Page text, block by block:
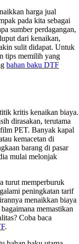
harga jual
pada kita sebagai
sumber perdagangan,
dari kenaikan,
sulit didapat. Untuk
tips memilih yang
bahan baku DTF
kritis kenaikan biaya.
dirasakan, terutama
PET. Banyak kapal
kemacetan di
barang di pasar
mulai melonjak
turut memperburuk
peningkatan tarif
menaikkan biaya
memastikan
Coba baca
.